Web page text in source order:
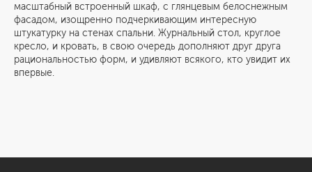
масштабный встроенный шкаф, с глянцевым белоснежным
фасадом, изощренно подчеркивающим интересную
штукатурку на стенах спальни. Журнальный стол, круглое
кресло, и кровать, в свою очередь дополняют друг друга
рациональностью форм, и удивляют всякого, кто увидит их
впервые.